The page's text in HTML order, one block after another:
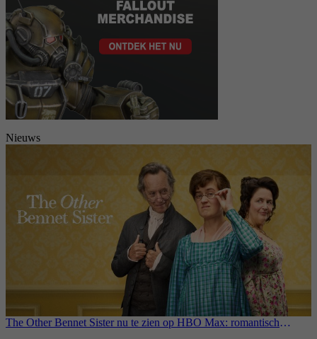
Nieuws
The Other Bennet Sister nu te zien op HBO Max: romantisch